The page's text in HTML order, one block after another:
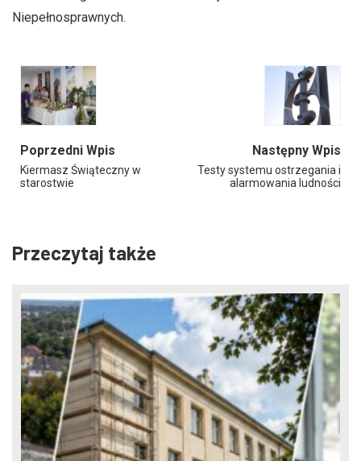
Niepełnosprawnych.
Poprzedni Wpis
Kiermasz Świąteczny w
starostwie
Następny Wpis
Testy systemu ostrzegania i
alarmowania ludności
Przeczytaj także